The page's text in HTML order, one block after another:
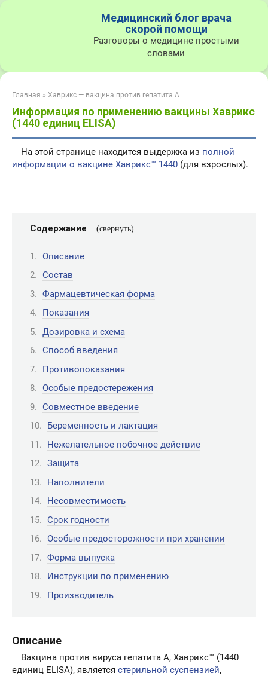
Медицинский блог врача
скорой помощи
Разговоры о медицине простыми
словами
Главная » Хаврикс — вакцина против гепатита А
Информация по применению вакцины Хаврикс
(1440 единиц ELISA)
На этой странице находится выдержка из полной
информации о вакцине Хаврикс™ 1440 (для взрослых).
Содержание
Описание
Состав
Фармацевтическая форма
Показания
Дозировка и схема
Способ введения
Противопоказания
Особые предостережения
Совместное введение
Беременность и лактация
Нежелательное побочное действие
Защита
Наполнители
Несовместимость
Срок годности
Особые предосторожности при хранении
Форма выпуска
Инструкции по применению
Производитель
Описание
Вакцина против вируса гепатита А, Хаврикс™ (1440
единиц ELISA), является стерильной суспензией,